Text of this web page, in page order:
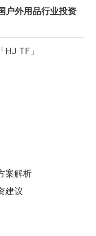
外用品行业投资
TF」
案解析
建议